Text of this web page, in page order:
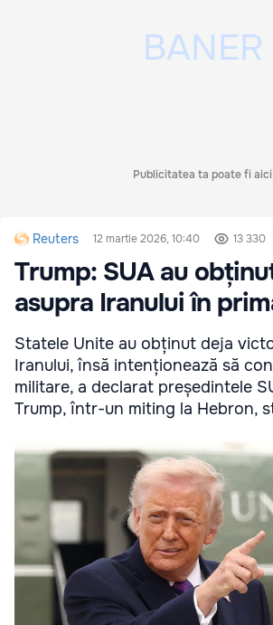
Publicitatea ta poate fi aici
Reuters 12 martie 2026, 10:40 13 330
Trump: SUA au
asupra Iranului în
Statele Unite au obținut deja
Iranului, însă intenționează să
militare, a declarat președintele
Trump, într-un miting la Hebron,